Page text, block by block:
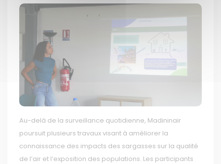
Au-delà de la surveillance quotidienne, Madininair
poursuit plusieurs travaux visant à améliorer la
connaissance des impacts des sargasses sur la qualité
de l’air et l’exposition des populations. Les participants